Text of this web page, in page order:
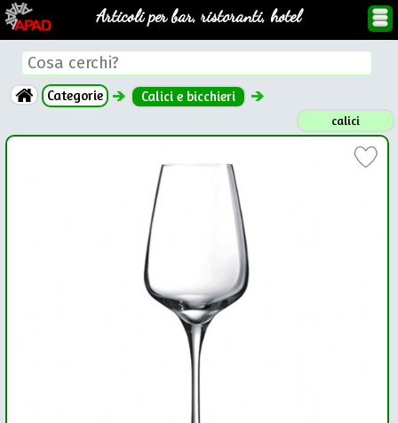
Articoli per bar, ristoranti, hotel
Categorie Calici e bicchieri
calici